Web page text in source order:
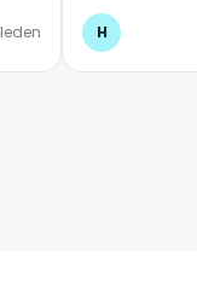
personen
vervolgens
veilig en
H